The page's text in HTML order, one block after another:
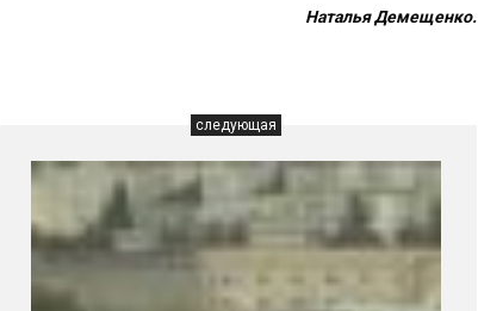
Наталья Демещенко.
следующая